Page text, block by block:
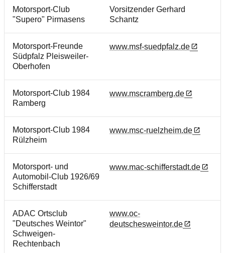
Motorsport-Club
"Supero" Pirmasens
Vorsitzender Gerhard
Schantz
Motorsport-Freunde
Südpfalz Pleisweiler-
Oberhofen
www.msf-suedpfalz.de
Motorsport-Club 1984
Ramberg
www.mscramberg.de
Motorsport-Club 1984
Rülzheim
www.msc-ruelzheim.de
Motorsport- und
Automobil-Club 1926/69
Schifferstadt
www.mac-schifferstadt.de
ADAC Ortsclub
"Deutsches Weintor"
Schweigen-
Rechtenbach
www.oc-
deutschesweintor.de